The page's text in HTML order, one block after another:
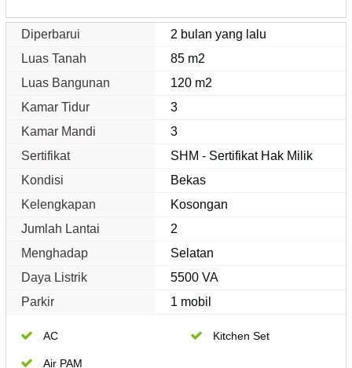
Diperbarui
2 bulan yang lalu
Luas Tanah
85 m2
Luas Bangunan
120 m2
Kamar Tidur
3
Kamar Mandi
3
Sertifikat
SHM - Sertifikat Hak Milik
Kondisi
Bekas
Kelengkapan
Kosongan
Jumlah Lantai
2
Menghadap
Selatan
Daya Listrik
5500 VA
Parkir
1 mobil
AC Kitchen Set
Air PAM